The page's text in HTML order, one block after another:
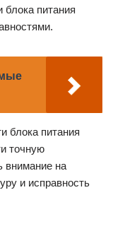
блока питания
блока питания
точную
внимание на
и исправность